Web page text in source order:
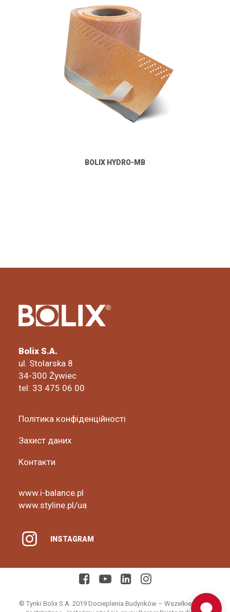
BOLIX HYDRO-MB
Bolix S.A.
ul. Stolarska 8
34-300 Żywiec
tel: 33 475 06 00
Політика конфіденційності
Захист даних
Контакти
www.i-balance.pl
www.styline.pl/ua
INSTAGRAM
© Tynki Bolix S.A. 2019 Docieplenia Budynków – Wszelkie prawa